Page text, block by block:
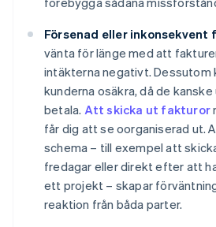
Försenad eller inkonsekvent
vänta för länge med att
intäkterna negativt. Dessutom
kunderna osäkra, då de
betala. Att skicka ut fakturor
får dig att se oorganiserad ut.
schema – till exempel att
fredagar eller direkt efter att
ett projekt – skapar
reaktion från båda parter.